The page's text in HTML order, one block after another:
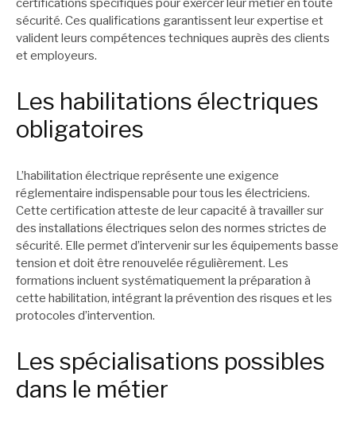
certifications spécifiques pour exercer leur métier en toute
sécurité. Ces qualifications garantissent leur expertise et
valident leurs compétences techniques auprès des clients
et employeurs.
Les habilitations électriques
obligatoires
L’habilitation électrique représente une exigence
réglementaire indispensable pour tous les électriciens.
Cette certification atteste de leur capacité à travailler sur
des installations électriques selon des normes strictes de
sécurité. Elle permet d’intervenir sur les équipements basse
tension et doit être renouvelée régulièrement. Les
formations incluent systématiquement la préparation à
cette habilitation, intégrant la prévention des risques et les
protocoles d’intervention.
Les spécialisations possibles
dans le métier